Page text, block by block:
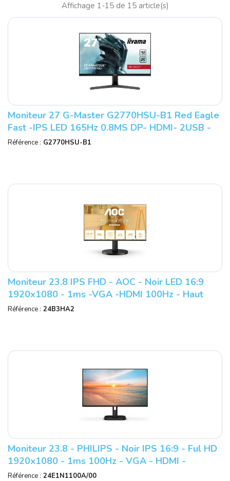
Affichage 1-15 de 15 article(s)
Moniteur 27 G-Master G2770HSU-B1 Red Eagle
Fast -IPS LED 165Hz 0.8MS DP- HDMI- 2USB -
HPs - FreeSync. Tuner Noir - IIYAM
Référence : G2770HSU-B1
Moniteur 23.8 IPS FHD - AOC - Noir LED 16:9
1920x1080 - 1ms -VGA -HDMI 100Hz - Haut
Parleurs Ref : 24B3HA2.
Référence : 24B3HA2
Moniteur 23.8 - PHILIPS - Noir IPS 16:9 - Ful HD
1920x1080 - 1ms 100Hz - VGA - HDMI -
Multimedia Ref : 24E1N1100A/00.
Référence : 24E1N1100A/00